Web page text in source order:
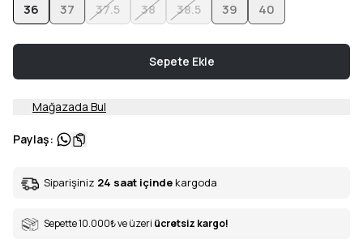
36 37 37.5 38 38.5 39 40
Sepete Ekle
Mağazada Bul
Paylaş:
Siparişiniz 24 saat içinde kargoda
Sepette 10.000₺ve üzeri ücretsiz kargo!